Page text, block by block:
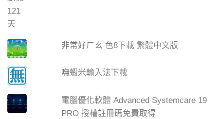
非常好ㄏㄠ 色8下載 繁體中文版
嘸蝦米輸入法下載
電腦優化軟體 Advanced Systemcare 19
PRO 授權註冊碼免費取得